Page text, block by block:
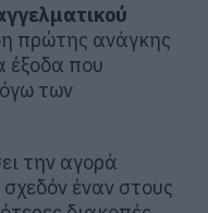
πρώτης ανάγκης
έξοδα που
των
την αγορά
έναν στους